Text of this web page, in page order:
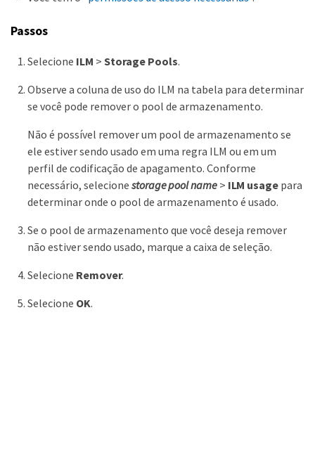
Passos
Selecione ILM > Storage Pools.
Observe a coluna de uso do ILM na tabela para determinar
se você pode remover o pool de armazenamento.
Não é possível remover um pool de armazenamento se
ele estiver sendo usado em uma regra ILM ou em um
perfil de codificação de apagamento. Conforme
necessário, selecione storage pool name> ILM usagepara
determinar onde o pool de armazenamento é usado.
Se o pool de armazenamento que você deseja remover
não estiver sendo usado, marque a caixa de seleção.
Selecione Remover.
Selecione OK.